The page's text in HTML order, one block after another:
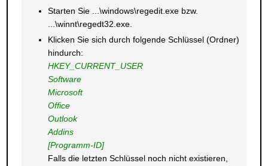
Starten Sie ...\windows\regedit.exe bzw.
...\winnt\regedt32.exe.
Klicken Sie sich durch folgende Schlüssel (Ordner)
hindurch:
HKEY_CURRENT_USER
Software
Microsoft
Office
Outlook
Addins
[Programm-ID]
Falls die letzten Schlüssel noch nicht existieren,